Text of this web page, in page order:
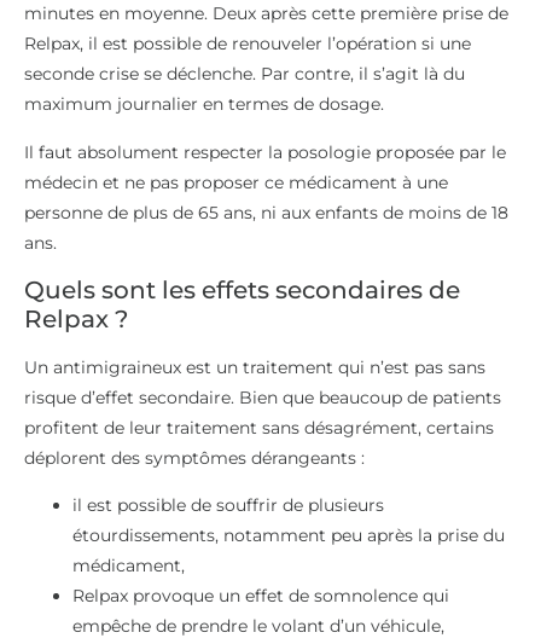
minutes en moyenne. Deux après cette première prise de
Relpax, il est possible de renouveler l’opération si une
seconde crise se déclenche. Par contre, il s’agit là du
maximum journalier en termes de dosage.
Il faut absolument respecter la posologie proposée par le
médecin et ne pas proposer ce médicament à une
personne de plus de 65 ans, ni aux enfants de moins de 18
ans.
Quels sont les effets secondaires de
Relpax ?
Un antimigraineux est un traitement qui n’est pas sans
risque d’effet secondaire. Bien que beaucoup de patients
profitent de leur traitement sans désagrément, certains
déplorent des symptômes dérangeants :
il est possible de souffrir de plusieurs
étourdissements, notamment peu après la prise du
médicament,
Relpax provoque un effet de somnolence qui
empêche de prendre le volant d’un véhicule,